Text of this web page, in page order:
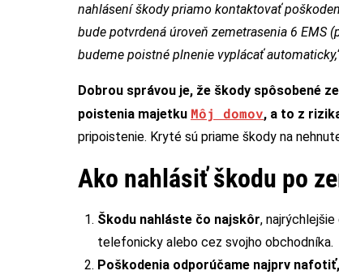
nahlásení škody priamo kontaktovať
bude potvrdená úroveň zemetrasenia 6 EMS
budeme poistné plnenie vyplácať
Dobrou správou je, že škody spôsobené
poistenia majetku Môj domov, a to z
pripoistenie. Kryté sú priame škody na
Ako nahlásiť škodu po
Škodu nahláste čo najskôr,
telefonicky alebo cez svojho obchodníka.
Poškodenia odporúčame najprv